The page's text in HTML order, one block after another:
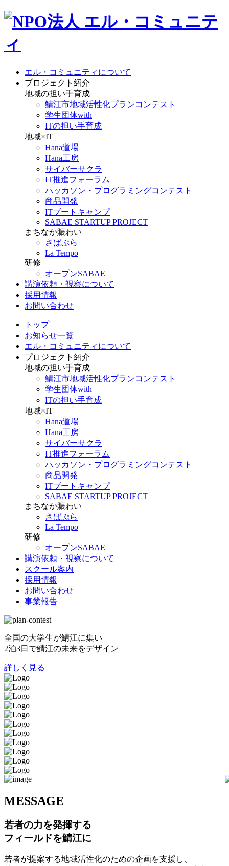
エル・コミュニティについて
プロジェクト紹介
地域の担い手育成
鯖江市地域活性化プランコンテスト
学生団体with
ITの担い手育成
地域×IT
Hana道場
Hana工房
サイバーサクラ
IT推進フォーラム
ハッカソン・プログラミングコンテスト
商品開発
ITブートキャンプ
SABAE STARTUP PROJECT
まちなか賑わい
さばぷら
La Tempo
研修
オープンSABAE
講演依頼・視察について
採用情報
お問い合わせ
トップ
お知らせ一覧
エル・コミュニティについて
プロジェクト紹介
地域の担い手育成
鯖江市地域活性化プランコンテスト
学生団体with
ITの担い手育成
地域×IT
Hana道場
Hana工房
サイバーサクラ
IT推進フォーラム
ハッカソン・プログラミングコンテスト
商品開発
ITブートキャンプ
SABAE STARTUP PROJECT
まちなか賑わい
さばぷら
La Tempo
研修
オープンSABAE
講演依頼・視察について
スクール案内
採用情報
お問い合わせ
事業報告
全国の大学生が鯖江に集い
2泊3日で鯖江の未来をデザイン
詳しく見る
MESSAGE
若者の力を発揮する
フィールドを鯖江に
若者が提案する地域活性化のための企画を支援し、